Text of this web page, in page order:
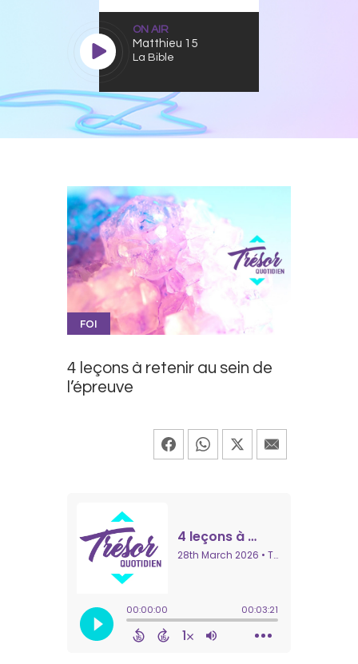
ON AIR
Matthieu 15
La Bible
FOI
4 leçons à retenir au sein de
l’épreuve